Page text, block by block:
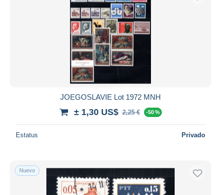
JOEGOSLAVIE Lot 1972 MNH
± 1,30 US$ 2,25 € -50 %
Estatus Privado
Nuevo